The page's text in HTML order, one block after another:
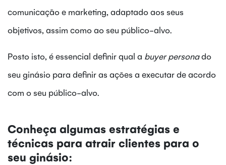
comunicação e marketing, adaptado aos seus
objetivos, assim como ao seu público-alvo.
Posto isto, é essencial definir qual a buyer personado
seu ginásio para definir as ações a executar de acordo
com o seu público-alvo.
Conheça algumas estratégias e
técnicas para atrair clientes para o
seu ginásio: